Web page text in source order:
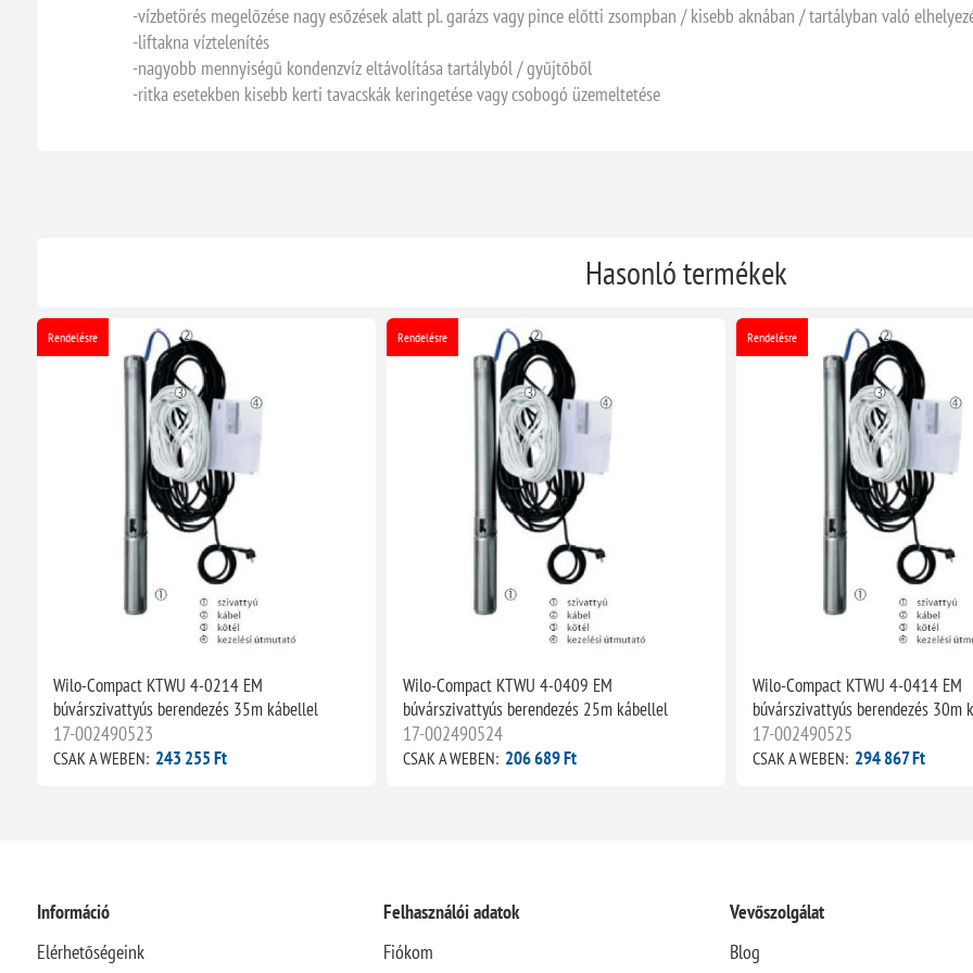
-vízbetörés megelőzése nagy esőzések alatt pl. garázs vagy pince előtti zsompban / kisebb aknában / tartályban való
-liftakna víztelenítés
-nagyobb mennyiségű kondenzvíz eltávolítása tartályból / gyűjtőből
-ritka esetekben kisebb kerti tavacskák keringetése vagy csobogó üzemeltetése
Hasonló termékek
Rendelésre
Wilo-Compact KTWU 4-0214 EM
búvárszivattyús berendezés 35m kábellel
17-002490523
CSAK A WEBEN: 243 255 Ft
Rendelésre
Wilo-Compact KTWU 4-0409 EM
búvárszivattyús berendezés 25m kábellel
17-002490524
CSAK A WEBEN: 206 689 Ft
Rendelésre
Wilo-Compact KTWU 4-0414 EM
búvárszivattyús berendezés 30m
17-002490525
CSAK A WEBEN: 294 867 Ft
Információ
Elérhetőségeink
Felhasználói adatok
Fiókom
Vevőszolgálat
Blog